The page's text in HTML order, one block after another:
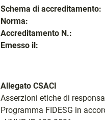
Schema di accreditamento:
Norma:
Accreditamento N.:
Emesso il:
Allegato CSACI
Asserzioni etiche di
Programma FIDESG in